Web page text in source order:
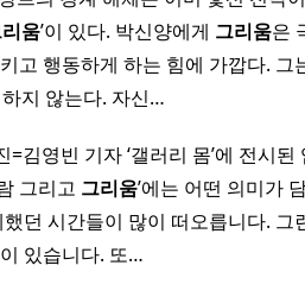
움’이 있다. 박신양에게 그리움은
고 행동하게 하는 힘에 가깝다. 그
지 않는다. 자신…
김영빈 기자 ‘갤러리 몸’에 전시
그리고 그리움’에는 어떤 의미가
던 시간들이 많이 떠오릅니다. 그
이 있습니다. 또…